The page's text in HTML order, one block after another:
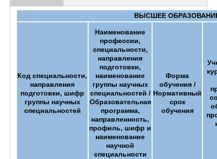
ВЫСШЕЕ
Код специальности,
направления
подготовки, шифр
группы научных
специальностей
Наименование
профессии,
специальности,
направления
подготовки,
наименование
группы научных
специальностей /
Образовательная
программа,
направленность,
профиль, шифр и
наименование
научной
специальности
Форма
обучения /
Нормативный
срок
обучения